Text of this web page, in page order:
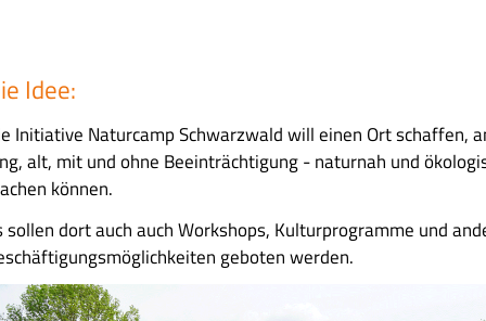
Idee:
Initiative Naturcamp Schwarzwald will einen Ort schaffen,
alt, mit und ohne Beeinträchtigung - naturnah und
können.
sollen dort auch auch Workshops, Kulturprogramme und
geboten werden.